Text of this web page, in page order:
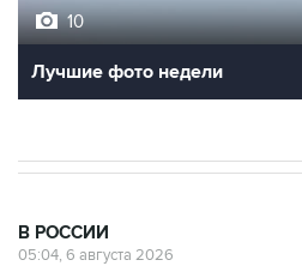
10
Лучшие фото недели
В РОССИИ
05:04, 6 августа 2026